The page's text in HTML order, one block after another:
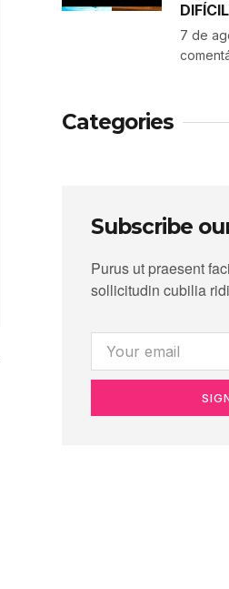
7 de
Categories
Subscribe
Purus ut praesent
sollicitudin cubilia